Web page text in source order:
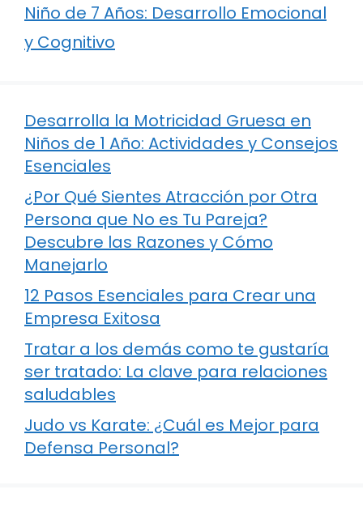
Niño de 7 Años: Desarrollo Emocional
y Cognitivo
Desarrolla la Motricidad Gruesa en
Niños de 1 Año: Actividades y Consejos
Esenciales
¿Por Qué Sientes Atracción por Otra
Persona que No es Tu Pareja?
Descubre las Razones y Cómo
Manejarlo
12 Pasos Esenciales para Crear una
Empresa Exitosa
Tratar a los demás como te gustaría
ser tratado: La clave para relaciones
saludables
Judo vs Karate: ¿Cuál es Mejor para
Defensa Personal?